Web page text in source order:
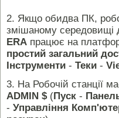
2. Якщо обидва ПК,
змішаному середовищі
ERA працює на
простий загальний
Інструменти - Теки -
3. На Робочій станції
ADMIN $(Пуск -
- Управління